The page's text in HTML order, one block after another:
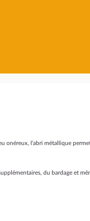
onéreux, l'abri métallique
du bardage et